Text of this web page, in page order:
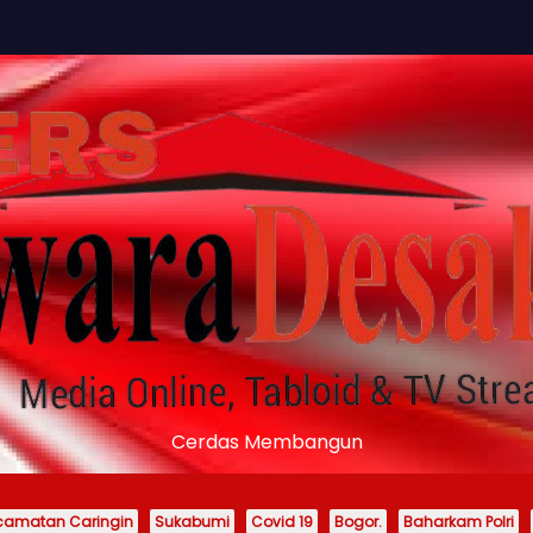
Cerdas Membangun
Caringin Sukabumi Covid 19 Bogor. Baharkam Polri